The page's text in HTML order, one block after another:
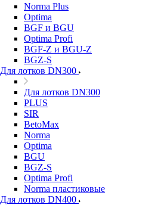
Norma Plus
Optima
BGF и BGU
Optima Profi
BGF-Z и BGU-Z
BGZ-S
Для лотков DN300
Для лотков DN300
PLUS
SIR
BetoMax
Norma
Optima
BGU
BGZ-S
Optima Profi
Norma пластиковые
Для лотков DN400